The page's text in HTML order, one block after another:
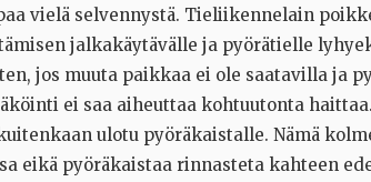
vielä selvennystä. Tieliikennelain
jalkakäytävälle ja pyörätielle
jos muuta paikkaa ei ole saatavilla ja
ei saa aiheuttaa kohtuutonta
ulotu pyöräkaistalle. Nämä
eikä pyöräkaistaa rinnasteta kahteen